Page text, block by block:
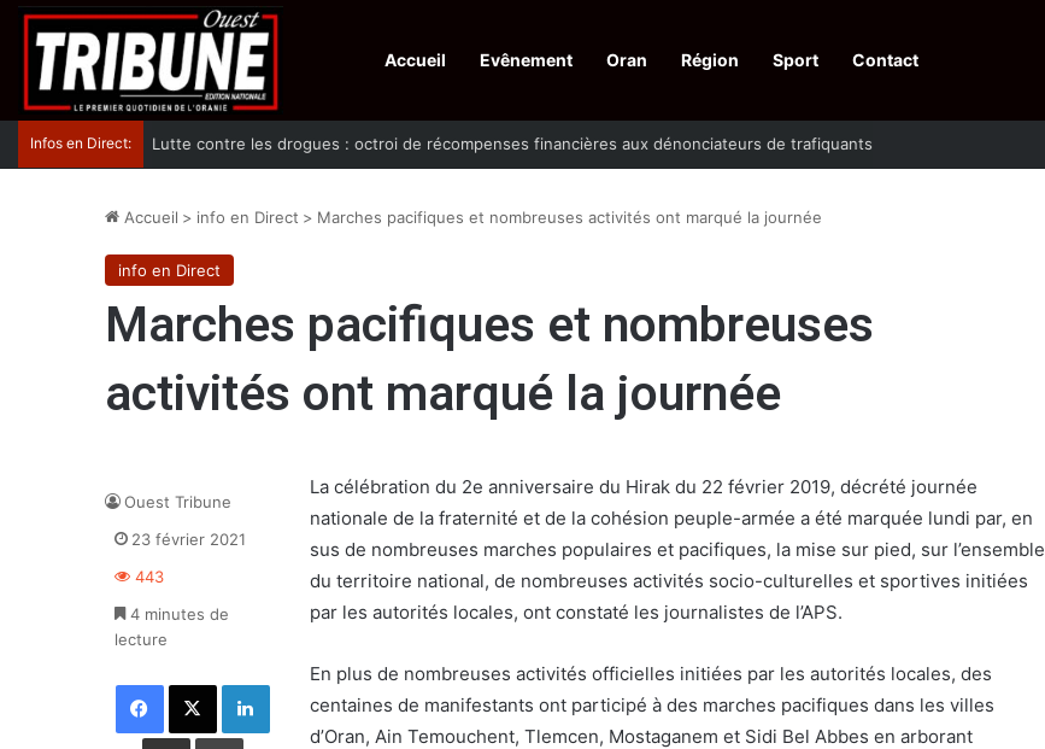
Accueil Evênement Oran Région Sport Contact
Infos en Direct: Lutte contre les drogues : octroi de récompenses financières aux dénonciateurs de trafiquants
Accueil > info en Direct > Marches pacifiques et nombreuses activités ont marqué la journée
info en Direct
Marches pacifiques et nombreuses
activités ont marqué la journée
La célébration du 2e anniversaire du Hirak du 22 février 2019, décrété journée
nationale de la fraternité et de la cohésion peuple-armée a été marquée lundi par, en
sus de nombreuses marches populaires et pacifiques, la mise sur pied, sur l’ensemble
du territoire national, de nombreuses activités socio-culturelles et sportives initiées
par les autorités locales, ont constaté les journalistes de l’APS.
En plus de nombreuses activités officielles initiées par les autorités locales, des
centaines de manifestants ont participé à des marches pacifiques dans les villes
d’Oran, Ain Temouchent, Tlemcen, Mostaganem et Sidi Bel Abbes en arborant
Ouest Tribune
23 février 2021
443
4 minutes de
lecture
Facebook X Linkedin
Partager par email Imprimer